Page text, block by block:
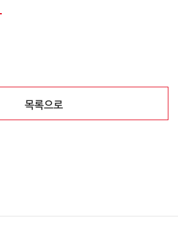
목록으로